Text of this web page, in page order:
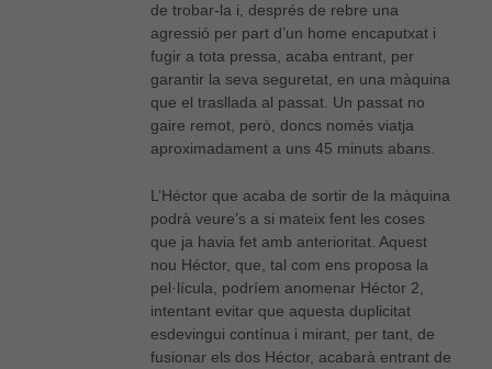
de trobar-la i, després de rebre una
agressió per part d’un home encaputxat i
fugir a tota pressa, acaba entrant, per
garantir la seva seguretat, en una màquina
que el trasllada al passat. Un passat no
gaire remot, però, doncs només viatja
aproximadament a uns 45 minuts abans.
L’Héctor que acaba de sortir de la màquina
podrà veure’s a si mateix fent les coses
que ja havia fet amb anterioritat. Aquest
nou Héctor, que, tal com ens proposa la
pel·lícula, podríem anomenar Héctor 2,
intentant evitar que aquesta duplicitat
esdevingui contínua i mirant, per tant, de
fusionar els dos Héctor, acabarà entrant de